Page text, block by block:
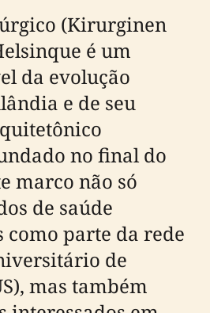
(Kirurginen
é um
da evolução
e de seu
no final do
marco não só
de saúde
como parte da rede
de
mas também